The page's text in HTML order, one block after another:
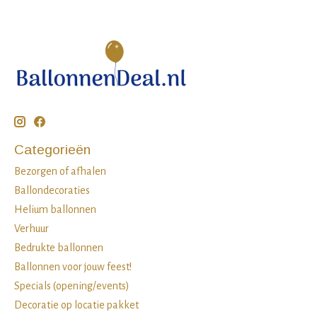
Categorieën
Bezorgen of afhalen
Ballondecoraties
Helium ballonnen
Verhuur
Bedrukte ballonnen
Ballonnen voor jouw feest!
Specials (opening/events)
Decoratie op locatie pakket